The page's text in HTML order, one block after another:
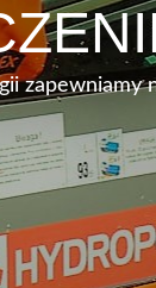
zapewniamy